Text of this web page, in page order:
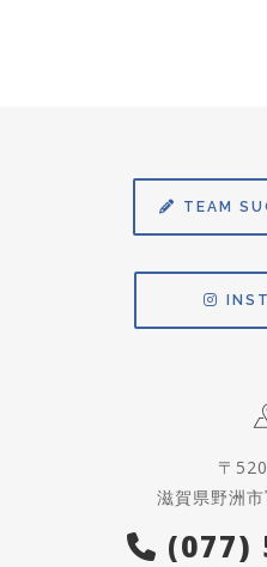
TEAM
〒
滋賀県野洲
(077)